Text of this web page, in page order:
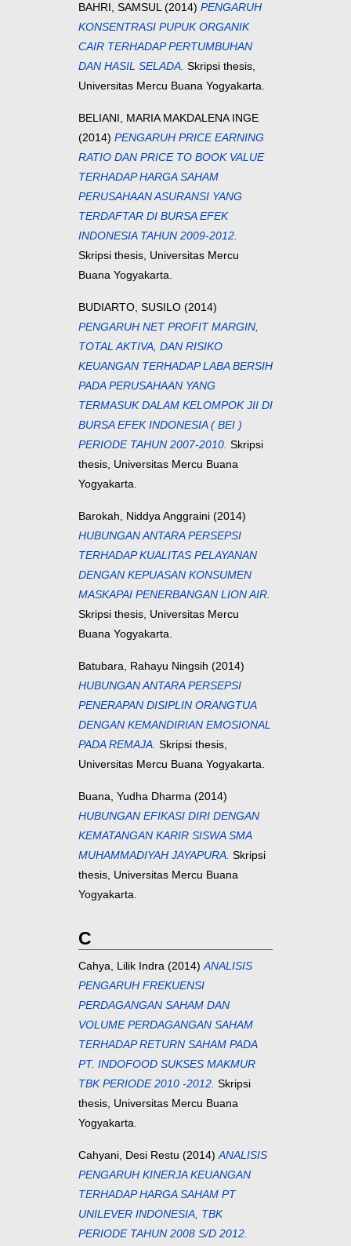
BAHRI, SAMSUL(2014) PENGARUH
KONSENTRASI PUPUK ORGANIK
CAIR TERHADAP PERTUMBUHAN
DAN HASIL SELADA. Skripsi thesis,
Universitas Mercu Buana Yogyakarta.
BELIANI, MARIA MAKDALENA INGE
(2014) PENGARUH PRICE EARNING
RATIO DAN PRICE TO BOOK VALUE
TERHADAP HARGA SAHAM
PERUSAHAAN ASURANSI YANG
TERDAFTAR DI BURSA EFEK
INDONESIA TAHUN 2009-2012.
Skripsi thesis, Universitas Mercu
Buana Yogyakarta.
BUDIARTO, SUSILO (2014)
PENGARUH NET PROFIT MARGIN,
TOTAL AKTIVA, DAN RISIKO
KEUANGAN TERHADAP LABA BERSIH
PADA PERUSAHAAN YANG
TERMASUK DALAM KELOMPOK JII DI
BURSA EFEK INDONESIA ( BEI )
PERIODE TAHUN 2007-2010. Skripsi
thesis, Universitas Mercu Buana
Yogyakarta.
Barokah, Niddya Anggraini (2014)
HUBUNGAN ANTARA PERSEPSI
TERHADAP KUALITAS PELAYANAN
DENGAN KEPUASAN KONSUMEN
MASKAPAI PENERBANGAN LION AIR.
Skripsi thesis, Universitas Mercu
Buana Yogyakarta.
Batubara, Rahayu Ningsih (2014)
HUBUNGAN ANTARA PERSEPSI
PENERAPAN DISIPLIN ORANGTUA
DENGAN KEMANDIRIAN EMOSIONAL
PADA REMAJA. Skripsi thesis,
Universitas Mercu Buana Yogyakarta.
Buana, Yudha Dharma (2014)
HUBUNGAN EFIKASI DIRI DENGAN
KEMATANGAN KARIR SISWA SMA
MUHAMMADIYAH JAYAPURA. Skripsi
thesis, Universitas Mercu Buana
Yogyakarta.
C
Cahya, Lilik Indra (2014)ANALISIS
PENGARUH FREKUENSI
PERDAGANGAN SAHAM DAN
VOLUME PERDAGANGAN SAHAM
TERHADAP RETURN SAHAM PADA
PT. INDOFOOD SUKSES MAKMUR
TBK PERIODE 2010 -2012. Skripsi
thesis, Universitas Mercu Buana
Yogyakarta.
Cahyani, Desi Restu (2014)ANALISIS
PENGARUH KINERJA KEUANGAN
TERHADAP HARGA SAHAM PT
UNILEVER INDONESIA, TBK
PERIODE TAHUN 2008 S/D 2012.